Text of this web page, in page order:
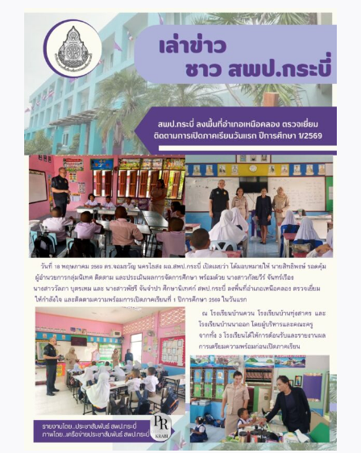
View
Larger
Image